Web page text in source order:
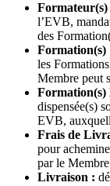
l’EVB,
des
Formation(s)
les
Membre peut
Formation(s)
dispensée(s)
EVB,
Frais de
pour
par le
Livraison :